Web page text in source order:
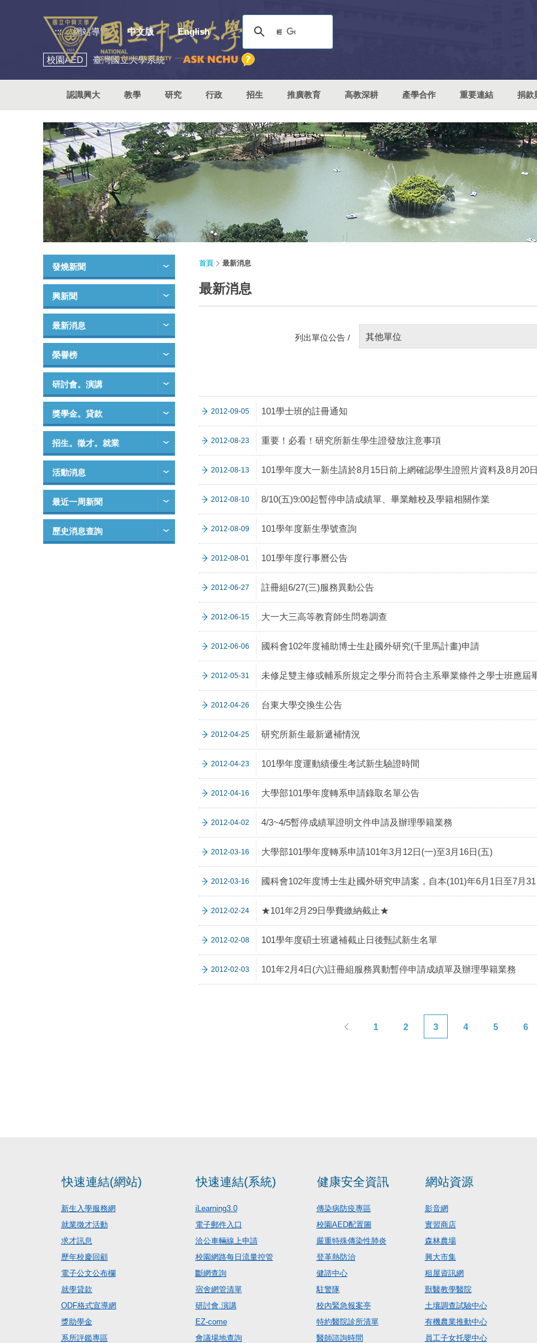
::: 網站導覽 中文版 English
校園AED 臺灣國立大學系統
認識興大 教學 研究 行政 招生 推廣教育 高教深耕 產學合作 重要連結 捐款
發燒新聞
興新聞
最新消息
榮譽榜
研討會。演講
獎學金。貸款
招生。徵才。就業
活動消息
最近一周新聞
歷史消息查詢
首頁 最新消息
最新消息
列出單位公告 / 其他單位
2012-09-05 101學士班的註冊通知
2012-08-23 重要！必看！研究所新生學生證發放注意事項
2012-08-13 101學年度大一新生請於8月15日前上網確認學生證照片資料及8月20
2012-08-10 8/10(五)9:00起暫停申請成績單、畢業離校及學籍相關作業
2012-08-09 101學年度新生學號查詢
2012-08-01 101學年度行事曆公告
2012-06-27 註冊組6/27(三)服務異動公告
2012-06-15 大一大三高等教育師生問卷調查
2012-06-06 國科會102年度補助博士生赴國外研究(千里馬計畫)申請
2012-05-31 未修足雙主修或輔系所規定之學分而符合主系畢業條件之學士班應屆
2012-04-26 台東大學交換生公告
2012-04-25 研究所新生最新遞補情況
2012-04-23 101學年度運動績優生考試新生驗證時間
2012-04-16 大學部101學年度轉系申請錄取名單公告
2012-04-02 4/3~4/5暫停成績單證明文件申請及辦理學籍業務
2012-03-16 大學部101學年度轉系申請101年3月12日(一)至3月16日(五)
2012-03-16 國科會102年度博士生赴國外研究申請案，自本(101)年6月1日至7月
2012-02-24 ★101年2月29日學費繳納截止★
2012-02-08 101學年度碩士班遞補截止日後甄試新生名單
2012-02-03 101年2月4日(六)註冊組服務異動暫停申請成績單及辦理學籍業務
1 2 3 4 5 6
快速連結(網站)
新生入學服務網
就業徵才活動
求才訊息
歷年校慶回顧
電子公文公布欄
就學貸款
ODF格式宣導網
獎助學金
系所評鑑專區
快速連結(系統)
iLearning3.0
電子郵件入口
洽公車輛線上申請
校園網路每日流量控管
斷網查詢
宿舍網管清單
研討會.演講
EZ-come
會議場地查詢
健康安全資訊
傳染病防疫專區
校園AED配置圖
嚴重特殊傳染性肺炎
登革熱防治
健諮中心
駐警隊
校內緊急報案亭
特約醫院診所清單
醫師諮詢時間
網站資源
影音網
實習商店
森林農場
興大市集
租屋資訊網
獸醫教學醫院
土壤調查試驗中心
有機農業推動中心
員工子女托嬰中心